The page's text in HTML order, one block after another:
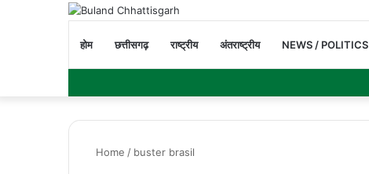
होम छत्तीसगढ़ राष्ट्रीय अंतराष्ट्रीय NEWS / POLITICS
Home / buster brasil